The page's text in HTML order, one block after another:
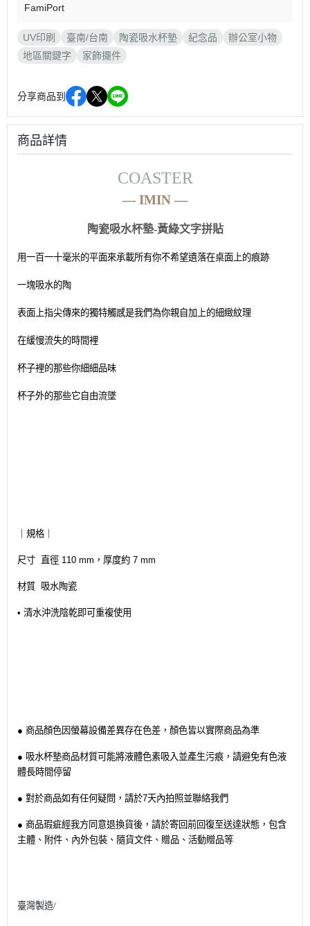
FamiPort
UV印刷 臺南/台南 陶瓷吸水杯墊 紀念品
辦公室小物
地區關鍵字
家飾擺件
分享商品到
商品詳情
COASTER
— IMIN —
陶瓷吸水杯墊-黃綠文字拼貼
用一百一十毫米的平面來承載所有你不希望遺落在桌面上的痕跡
一塊吸水的陶
表面上指尖傳來的獨特觸感是我們為你親自加上的細緻紋理
在緩慢流失的時間裡
杯子裡的那些你細細品味
杯子外的那些它自由流墜
｜規格｜
尺寸 直徑 110 mm，厚度約 7 mm
材質 吸水陶瓷
• 清水沖洗陰乾即可重複使用
● 商品顏色因螢幕設備差異存在色差，顏色皆以實際商品為準
● 吸水杯墊商品材質可能將液體色素吸入並產生污痕，請避免有色液
體長時間停留
● 對於商品如有任何疑問，請於7天內拍照並聯絡我們
● 商品瑕疵經我方同意退換貨後，請於寄回前回復至送達狀態，包含
主體、附件、內外包裝、隨貨文件、贈品、活動贈品等
臺灣製造/